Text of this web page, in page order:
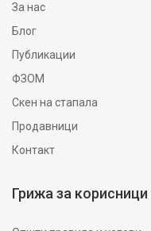
За нас
Блог
Публикации
ФЗОМ
Скен на стапала
Продавници
Контакт
Грижа за корисници